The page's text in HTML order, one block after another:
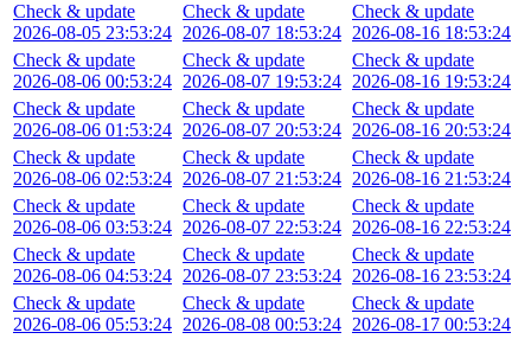
Check & update
2026-08-05 23:53:24
Check & update
2026-08-06 00:53:24
Check & update
2026-08-06 01:53:24
Check & update
2026-08-06 02:53:24
Check & update
2026-08-06 03:53:24
Check & update
2026-08-06 04:53:24
Check & update
2026-08-06 05:53:24
Check & update
2026-08-07 18:53:24
Check & update
2026-08-07 19:53:24
Check & update
2026-08-07 20:53:24
Check & update
2026-08-07 21:53:24
Check & update
2026-08-07 22:53:24
Check & update
2026-08-07 23:53:24
Check & update
2026-08-08 00:53:24
Check & update
2026-08-16 18:53:24
Check & update
2026-08-16 19:53:24
Check & update
2026-08-16 20:53:24
Check & update
2026-08-16 21:53:24
Check & update
2026-08-16 22:53:24
Check & update
2026-08-16 23:53:24
Check & update
2026-08-17 00:53:24